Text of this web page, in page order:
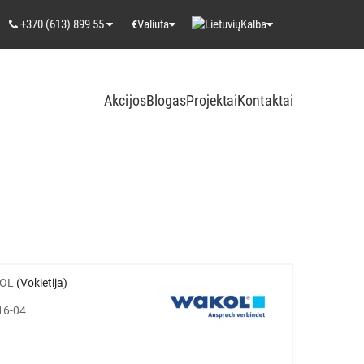
+370 (613) 899 55 €Valiuta Kalba
AkcijosBlogasProjektaiKontaktai
(Vokietija)
04